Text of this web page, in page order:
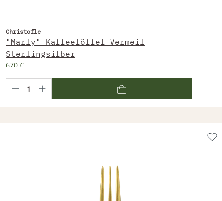
Christofle
"Marly" Kaffeelöffel Vermeil
Sterlingsilber
670 €